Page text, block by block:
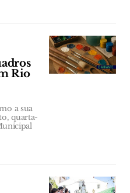
Rio
a sua
quarta-